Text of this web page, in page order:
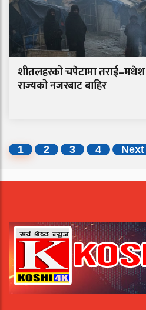
शीतलहरको चपेटामा
राज्यको नजरबाट बाहिर
1 2 3 4